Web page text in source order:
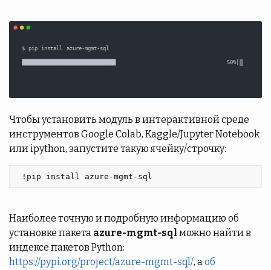
Чтобы установить модуль в интерактивной среде
инструментов Google Colab, Kaggle/Jupyter Notebook
или ipython, запустите такую ячейку/строчку:
!pip install azure-mgmt-sql
Наиболее точную и подробную информацию об
установке пакета azure-mgmt-sql можно найти в
индексе пакетов Python:
https://pypi.org/project/azure-mgmt-sql/, аоб